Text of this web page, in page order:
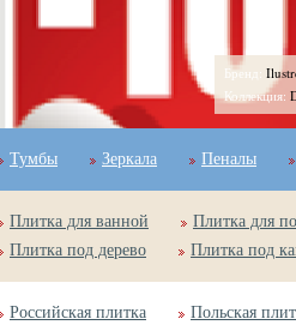
Коллекция:Березакерамика
Тумбы Зеркала Пеналы
Плитка для ванной
Плитка для
Плитка под дерево
Плитка под
Российская плитка
Польская